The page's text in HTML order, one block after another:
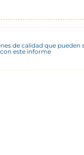
de calidad que pueden
este informe